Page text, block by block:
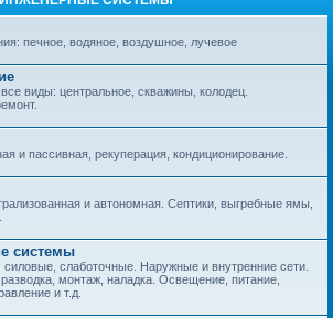
печное, водяное, воздушное, лучевое
виды: центральное, скважины, колодец.
и пассивная, рекуперация, кондиционирование.
и автономная. Септики, выгребные ямы,
системы
слаботочные. Наружные и внутренние сети.
монтаж, наладка. Освещение, питание,
и т.д.